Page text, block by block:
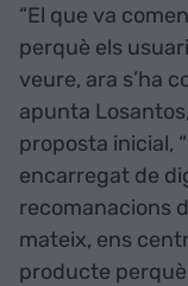
“El que va
perquè els
veure, ara s’ha
apunta
proposta inicial,
encarregat de
recomanacions
mateix, ens
producte